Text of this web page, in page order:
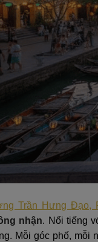
Trần Hưng Đạo,
nhận. Nổi tiếng
Mỗi góc phố,